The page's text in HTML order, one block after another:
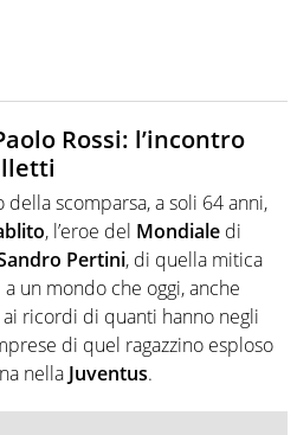
Rossi: l’incontro
della scomparsa, a soli 64 anni,
, l’eroe del Mondiale di
Pertini, di quella mitica
un mondo che oggi, anche
ricordi di quanti hanno negli
di quel ragazzino esploso
nella Juventus.